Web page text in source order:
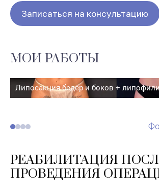
Записаться на консультацию
МОИ РАБОТЫ
Липосакция бедер и боков +
РЕАБИЛИТАЦИЯ
ПРОВЕДЕНИЯ